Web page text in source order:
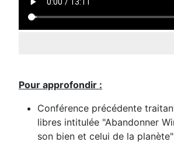
Pour approfondir :
Conférence précédente
libres intitulée "Abandonner
son bien et celui de la planète"